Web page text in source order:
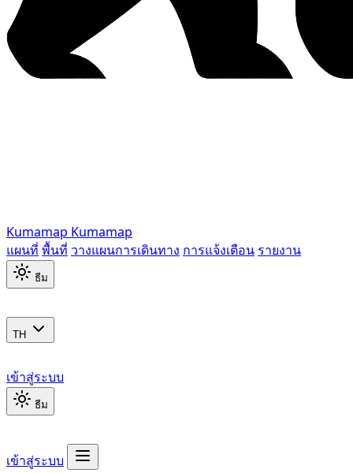
Kumamap Kumamap
แผนที่ พื้นที่ วางแผนการเดินทาง การแจ้งเตือน รายงาน
ธีม
TH
เข้าสู่ระบบ
ธีม
เข้าสู่ระบบ